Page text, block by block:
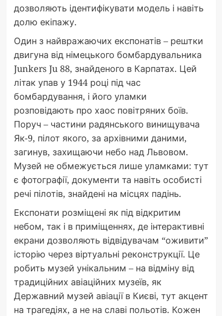
дозволяють ідентифікувати модель і навіть
долю екіпажу.
Один з найвражаючих експонатів – рештки
двигуна від німецького бомбардувальника
Junkers Ju 88, знайденого в Карпатах. Цей
літак упав у 1944 році під час
бомбардування, і його уламки
розповідають про хаос повітряних боїв.
Поруч – частини радянського винищувача
Як-9, пілот якого, за архівними даними,
загинув, захищаючи небо над Львовом.
Музей не обмежується лише уламками: тут
є фотографії, документи та навіть особисті
речі пілотів, знайдені на місцях падінь.
Експонати розміщені як під відкритим
небом, так і в приміщеннях, де інтерактивні
екрани дозволяють відвідувачам “оживити”
історію через віртуальні реконструкції. Це
робить музей унікальним – на відміну від
традиційних авіаційних музеїв, як
Державний музей авіації в Києві, тут акцент
на трагедіях, а не на славі польотів. Кожен